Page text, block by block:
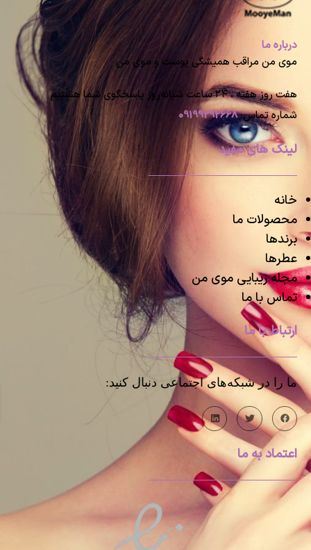
درباره ما
موی من مراقب همیشگی پوست و موی من
هفت روز هفته ، ۲۴ ساعت شبانه‌روز پاسخگوی شما هستیم
شماره تماس:09199292668
لینک های مفید
خانه
محصولات ما
برندها
عطرها
مجله زیبایی موی من
تماس با ما
ارتباط با ما
ما را در شبکه‌های اجتماعی دنبال کنید:
اعتماد به ما